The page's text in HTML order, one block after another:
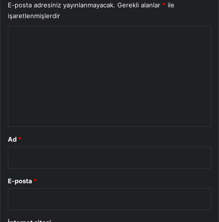
E-posta adresiniz yayınlanmayacak. Gerekli alanlar * ile
işaretlenmişlerdir
Ad *
E-posta *